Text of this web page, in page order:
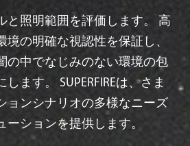
と照明範囲を評価します。 高
境の明確な視認性を保証し、
の中でなじみのない環境の包
ます。 SUPERFIREは、さま
ョンシナリオの多様なニーズ
ションを提供します。